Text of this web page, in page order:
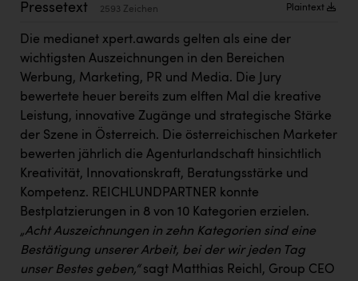
KEBA
KIWI Kinderwunsch Institut Dr. Loimer
KLIPP Frisör
Kleider Bauer
Kremsmüller Anlagenbau GmbH
Maximarkt
Oldtimer Raststationen und Motorhotels
Österreichischer Kachelofenverband
Pressetext 2593 Zeichen Plaintext
Die medianet xpert.awards gelten als eine der
wichtigsten Auszeichnungen in den Bereichen
Werbung, Marketing, PR und Media. Die Jury
bewertete heuer bereits zum elften Mal die kreative
Leistung, innovative Zugänge und strategische Stärke
der Szene in Österreich. Die österreichischen Marketer
bewerten jährlich die Agenturlandschaft hinsichtlich
Kreativität, Innovationskraft, Beratungsstärke und
Kompetenz. REICHLUNDPARTNER konnte
Bestplatzierungen in 8 von 10 Kategorien erzielen.
„Acht Auszeichnungen in zehn Kategorien sind eine
Bestätigung unserer Arbeit, bei der wir jeden Tag
unser Bestes geben,“ sagt Matthias Reichl, Group CEO